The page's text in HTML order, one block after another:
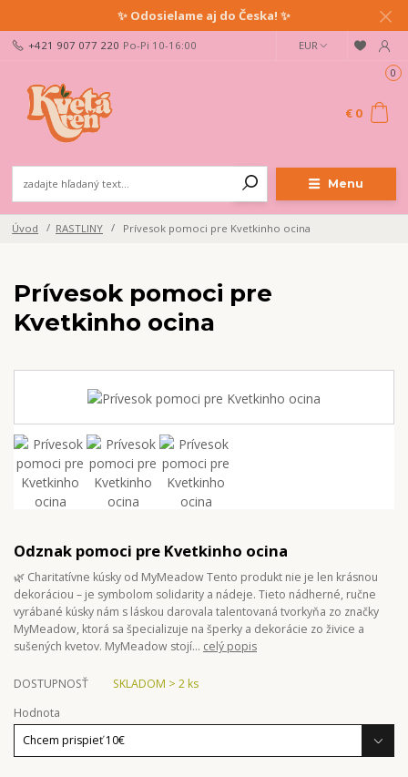
✨ Odosielame aj do Česka! ✨
Menu
EUR
+421 907 077 220 Po-Pi 10-16:00
0
€ 0
Úvod RASTLINY Prívesok pomoci pre Kvetkinho ocina
Prívesok pomoci pre
Kvetkinho ocina
Odznak pomoci pre Kvetkinho ocina
🌿 Charitatívne kúsky od MyMeadow Tento produkt nie je len krásnou
dekoráciou – je symbolom solidarity a nádeje. Tieto nádherné, ručne
vyrábané kúsky nám s láskou darovala talentovaná tvorkyňa zo značky
MyMeadow, ktorá sa špecializuje na šperky a dekorácie zo živice a
sušených kvetov. MyMeadow stojí... celý popis
DOSTUPNOSŤ
SKLADOM > 2 ks
Hodnota